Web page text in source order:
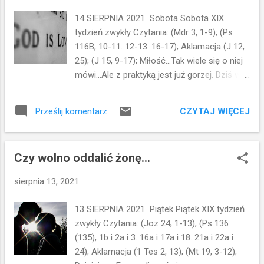
łonie zaczyna tańczyć z radości. A Maryja,
która również jest napełniona Duchem
Świętym wyśpiewuje jeden z najpiękniejszych
hymnów uwielbienia, jakie znajdują się w
sporo na kartach Biblii...Swój hymn
hymnem uwielbienia mod...
14 SIERPNIA 2021 Sobota Sobota XIX
tydzień zwykły Czytania: (Mdr 3, 1-9); (Ps
116B, 10-11. 12-13. 16-17); Aklamacja (J 12,
25); (J 15, 9-17); Miłość...Tak wiele się o niej
mówi...Ale z praktyką jest już gorzej. Dziś w
tłumaczy jak ta miłość powinna się objawiać.
Jezus powiedział do swoich uczniów: Jak
umiłowałem. Trwajcie w miłości mojej!
Jego Ojca do Niego. Ojciec Jego umiłował...A
trwać w tej miłości. Jeśli będziecie
zachowywać moje przykazania, będziecie
trwać w miłości mojej, tak jak Ja
zachowałem przykazania Ojca mego i trwam
Prześlij komentarz CZYTAJ WIĘCEJ
Czy wolno oddalić żonę...
sierpnia 13, 2021
13 SIERPNIA 2021 Piątek Piątek XIX tydzień
zwykły Czytania: (Joz 24, 1-13); (Ps 136
(135), 1b i 2a i 3. 16a i 17a i 18. 21a i 22a i
24); Aklamacja (1 Tes 2, 13); (Mt 19, 3-12);